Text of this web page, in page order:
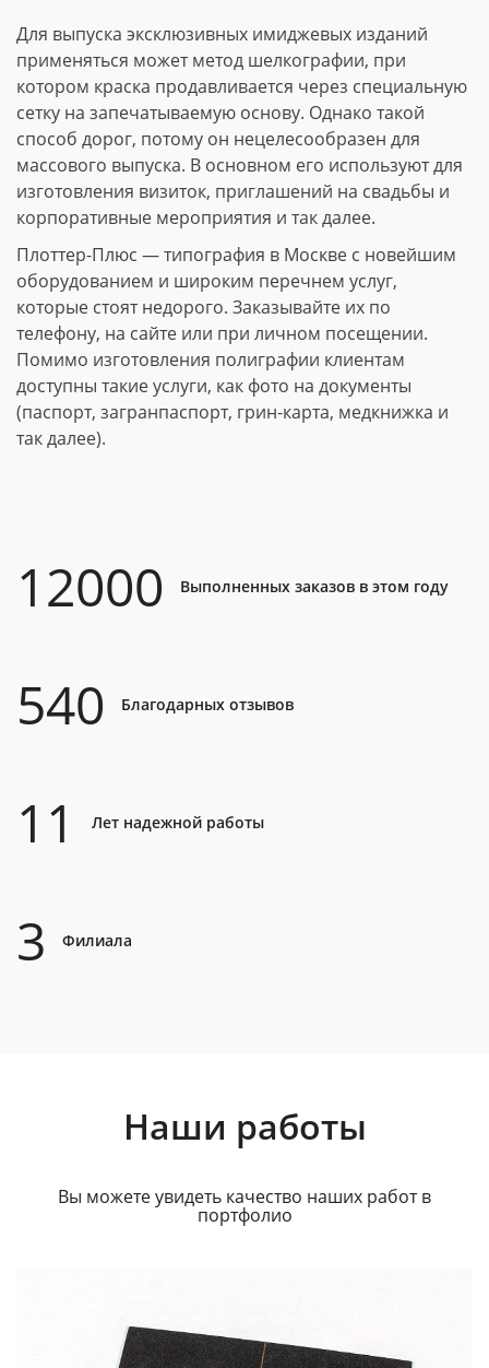
Для выпуска эксклюзивных имиджевых изданий
применяться может метод шелкографии, при
котором краска продавливается через специальную
сетку на запечатываемую основу. Однако такой
способ дорог, потому он нецелесообразен для
массового выпуска. В основном его используют для
изготовления визиток, приглашений на свадьбы и
корпоративные мероприятия и так далее.
Плоттер-Плюс — типография в Москве с новейшим
оборудованием и широким перечнем услуг,
которые стоят недорого. Заказывайте их по
телефону, на сайте или при личном посещении.
Помимо изготовления полиграфии клиентам
доступны такие услуги, как фото на документы
(паспорт, загранпаспорт, грин-карта, медкнижка и
так далее).
12000 Выполненных заказов в этом году
540 Благодарных отзывов
11 Лет надежной работы
3 Филиала
Наши работы
Вы можете увидеть качество наших работ в
портфолио